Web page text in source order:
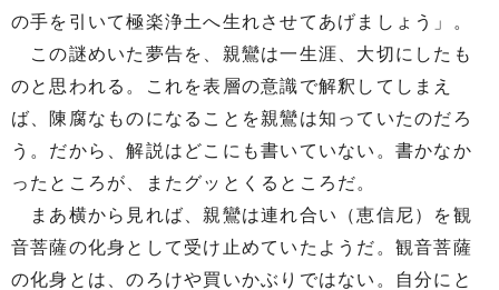
の手を引いて極楽浄土へ生れさせてあげましょう」。
この謎めいた夢告を、親鸞は一生涯、大切にしたも
のと思われる。これを表層の意識で解釈してしまえ
ば、陳腐なものになることを親鸞は知っていたのだろ
う。だから、解説はどこにも書いていない。書かなか
ったところが、またグッとくるところだ。
まあ横から見れば、親鸞は連れ合い（恵信尼）を観
音菩薩の化身として受け止めていたようだ。観音菩薩
の化身とは、のろけや買いかぶりではない。自分にと